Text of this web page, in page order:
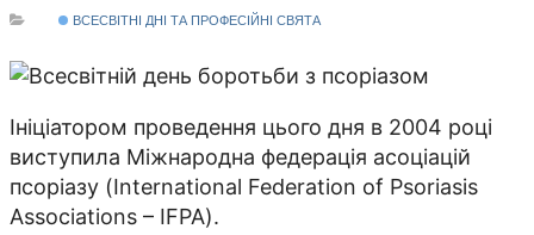
ВСЕСВІТНІ ДНІ ТА ПРОФЕСІЙНІ СВЯТА
Ініціатором проведення цього дня в 2004 році
виступила Міжнародна федерація асоціацій
псоріазу (International Federation of Psoriasis
Associations – IFPA).